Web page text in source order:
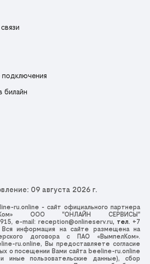
билайн
09 августа 2026 г.
ru.online - сайт официального партнера
ООО "ОНЛАЙН СЕРВИСЫ"
e-mail: reception@onlineserv.ru, тел. +7
информация на сайте размещена на
договора с ПАО «ВымпелКом».
ru.online, Вы предоставляете согласие
о посещении Вами сайта beeline-ru.online
иные пользовательские данные), сбор